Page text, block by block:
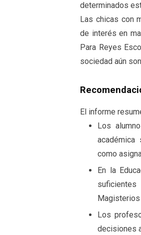
determinados
Las chicas con
de interés en
Para Reyes
sociedad aún
El informe
Los
académica
como
En la
Magisterios
Los
decisiones